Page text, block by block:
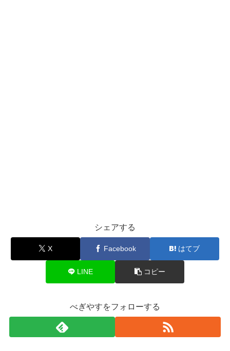
シェアする
X Facebook はてブ
LINE コピー
べぎやすをフォローする